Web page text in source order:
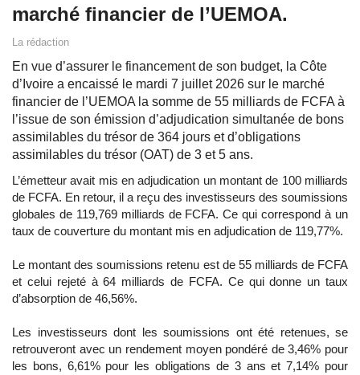
marché financier de l’UEMOA.
La rédaction
En vue d’assurer le financement de son budget, la Côte
d’Ivoire a encaissé le mardi 7 juillet 2026 sur le marché
financier de l’UEMOA la somme de 55 milliards de FCFA à
l’issue de son émission d’adjudication simultanée de bons
assimilables du trésor de 364 jours et d’obligations
assimilables du trésor (OAT) de 3 et 5 ans.
L’émetteur avait mis en adjudication un montant de 100 milliards
de FCFA. En retour, il a reçu des investisseurs des soumissions
globales de 119,769 milliards de FCFA. Ce qui correspond à un
taux de couverture du montant mis en adjudication de 119,77%.
Le montant des soumissions retenu est de 55 milliards de FCFA
et celui rejeté à 64 milliards de FCFA. Ce qui donne un taux
d’absorption de 46,56%.
Les investisseurs dont les soumissions ont été retenues, se
retrouveront avec un rendement moyen pondéré de 3,46% pour
les bons, 6,61% pour les obligations de 3 ans et 7,14% pour